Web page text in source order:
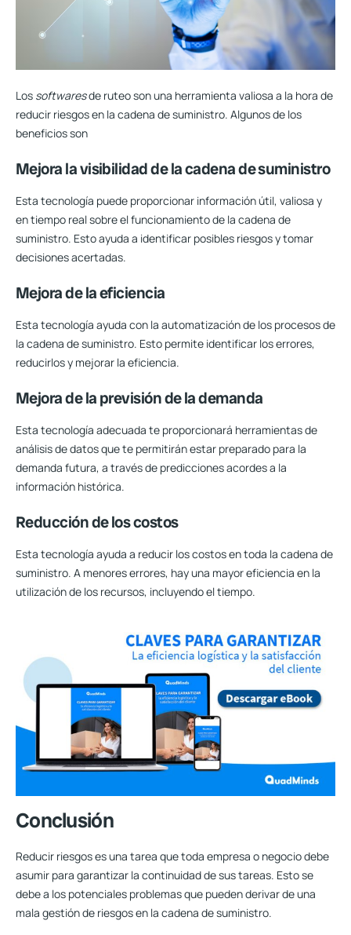
Los softwaresde ruteo son una herramienta valiosa a la hora de
reducir riesgos en la cadena de suministro. Algunos de los
beneficios son
Mejora la visibilidad de la cadena de suministro
Esta tecnología puede proporcionar información útil, valiosa y
en tiempo real sobre el funcionamiento de la cadena de
suministro. Esto ayuda a identificar posibles riesgos y tomar
decisiones acertadas.
Mejora de la eficiencia
Esta tecnología ayuda con la automatización de los procesos de
la cadena de suministro. Esto permite identificar los errores,
reducirlos y mejorar la eficiencia.
Mejora de la previsión de la demanda
Esta tecnología adecuada te proporcionará herramientas de
análisis de datos que te permitirán estar preparado para la
demanda futura, a través de predicciones acordes a la
información histórica.
Reducción de los costos
Esta tecnología ayuda a reducir los costos en toda la cadena de
suministro. A menores errores, hay una mayor eficiencia en la
utilización de los recursos, incluyendo el tiempo.
Conclusión
Reducir riesgos es una tarea que toda empresa o negocio debe
asumir para garantizar la continuidad de sus tareas. Esto se
debe a los potenciales problemas que pueden derivar de una
mala gestión de riesgos en la cadena de suministro.